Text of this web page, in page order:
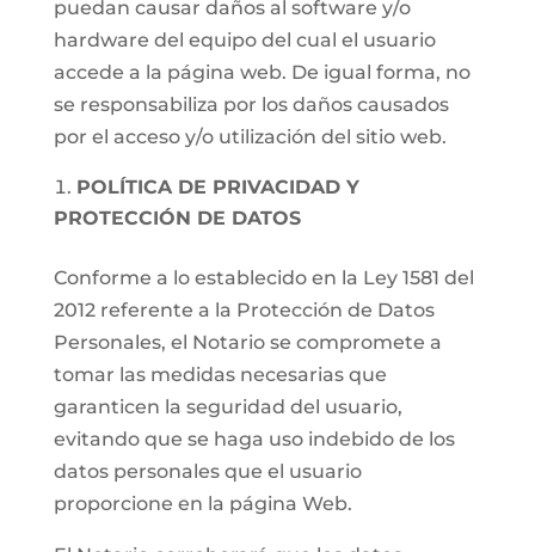
puedan causar daños al software y/o
hardware del equipo del cual el usuario
accede a la página web. De igual forma, no
se responsabiliza por los daños causados
por el acceso y/o utilización del sitio web.
POLÍTICA DE PRIVACIDAD Y
PROTECCIÓN DE DATOS
Conforme a lo establecido en la Ley 1581 del
2012 referente a la Protección de Datos
Personales, el Notario se compromete a
tomar las medidas necesarias que
garanticen la seguridad del usuario,
evitando que se haga uso indebido de los
datos personales que el usuario
proporcione en la página Web.